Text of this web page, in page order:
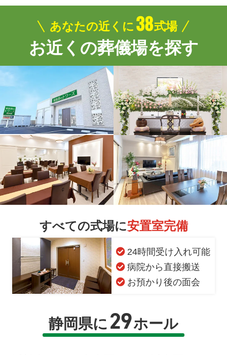
あなたの近くに 38式場
お近くの葬儀場を探す
すべての式場に安置室完備
24時間受け入れ可能
病院から直接搬送
お預かり後の面会
静岡県に 29ホール